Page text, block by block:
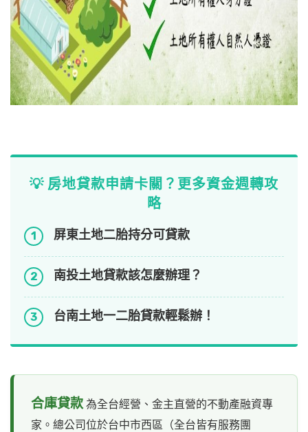
💡 房地貸款申請卡關？更多資金週轉攻
略
1 屏東土地二胎持分可貸款
2 南投土地貸款該怎麼辦理？
3 台南土地一二胎貸款輕鬆辦！
合庫貸款 為全台經營、金主直營的不動產融資專
家。總公司位於台中市西區（全台皆有服務團